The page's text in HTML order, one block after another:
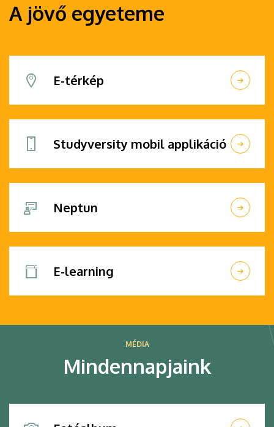
A jövő egyeteme
E-térkép
Studyversity mobil applikáció
Neptun
E-learning
MÉDIA
Mindennapjaink